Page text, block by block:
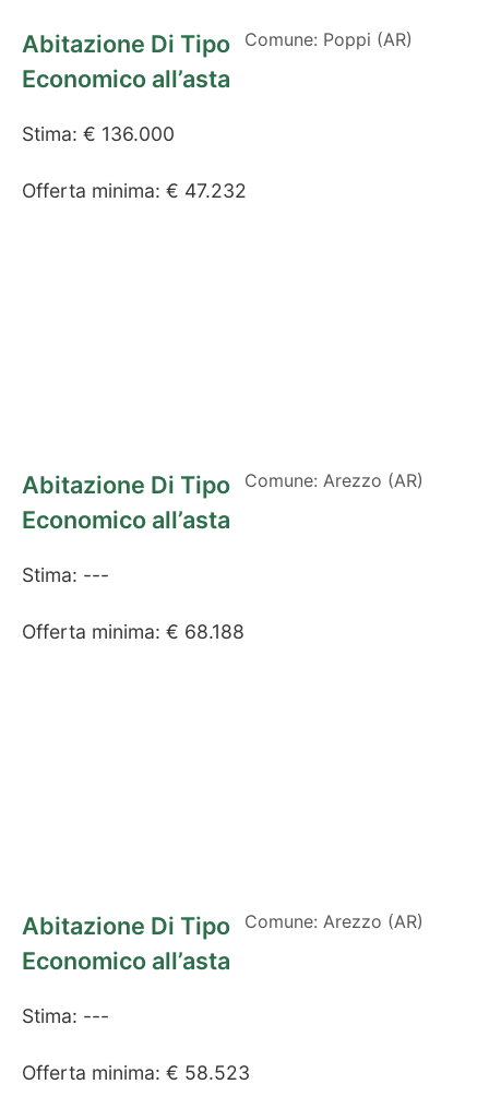
Abitazione Di Tipo
Economico all’asta
Comune: Poppi (AR)
Stima: € 136.000
Offerta minima: € 47.232
Abitazione Di Tipo
Economico all’asta
Comune: Arezzo (AR)
Stima: ---
Offerta minima: € 68.188
Abitazione Di Tipo
Economico all’asta
Comune: Arezzo (AR)
Stima: ---
Offerta minima: € 58.523